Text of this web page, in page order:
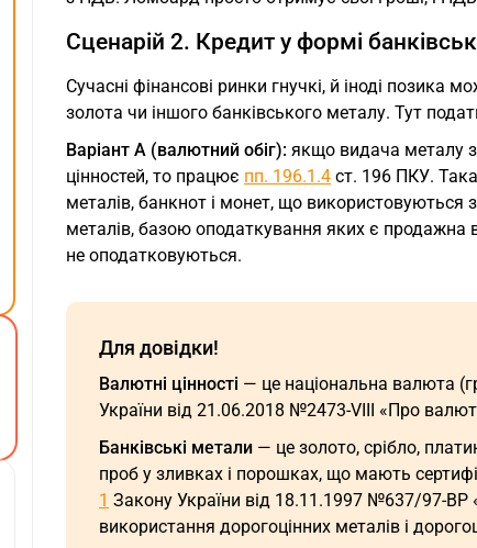
Сценарій 2. Кредит у формі
Сучасні фінансові ринки гнучкі, й іноді
золота чи іншого банківського металу. Тут
Варіант А (валютний обіг): якщо видача металу
цінностей, то працює пп. 196.1.4 ст. 196 ПКУ.
металів, банкнот і монет, що
металів, базою оподаткування яких є продажна
не оподатковуються.
Для довідки!
Валютні цінності — це національна валюта
України від 21.06.2018 №2473-VIII «Про
Банківські метали — це золото, срібло,
проб у зливках і порошках, що мають
1 Закону України від 18.11.1997 №637/97-ВР
використання дорогоцінних металів і